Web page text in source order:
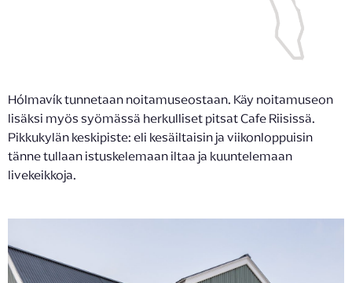
Hólmavík tunnetaan noitamuseostaan. Käy noitamuseon
lisäksi myös syömässä herkulliset pitsat Cafe Riisissä.
Pikkukylän keskipiste: eli kesäiltaisin ja viikonloppuisin
tänne tullaan istuskelemaan iltaa ja kuuntelemaan
livekeikkoja.